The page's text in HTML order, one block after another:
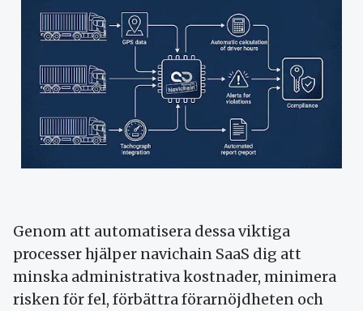
Genom att automatisera dessa viktiga
processer hjälper navichain SaaS dig att
minska administrativa kostnader, minimera
risken för fel, förbättra förarnöjdheten och